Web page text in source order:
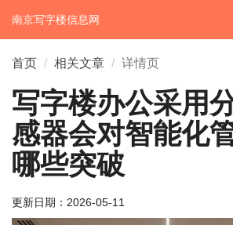
南京写字楼信息网
首页 相关文章 详情页
写字楼办公采用
感器会对智能化
哪些突破
更新日期： 2026-05-11